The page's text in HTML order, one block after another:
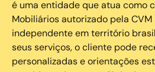
é uma entidade que atua como
Mobiliários autorizado pela
independente em território
seus serviços, o cliente pode
personalizadas e orientações